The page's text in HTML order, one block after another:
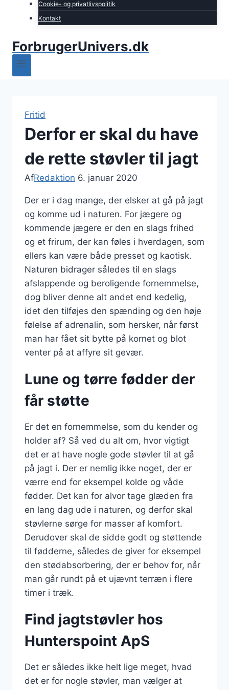
Cookie- og privatlivspolitik
Kontakt
ForbrugerUnivers.dk
Fritid
Derfor er skal du have
de rette støvler til jagt
AfRedaktion 6. januar 2020
Der er i dag mange, der elsker at gå på jagt
og komme ud i naturen. For jægere og
kommende jægere er den en slags frihed
og et frirum, der kan føles i hverdagen, som
ellers kan være både presset og kaotisk.
Naturen bidrager således til en slags
afslappende og beroligende fornemmelse,
dog bliver denne alt andet end kedelig,
idet den tilføjes den spænding og den høje
følelse af adrenalin, som hersker, når først
man har fået sit bytte på kornet og blot
venter på at affyre sit gevær.
Lune og tørre fødder der
får støtte
Er det en fornemmelse, som du kender og
holder af? Så ved du alt om, hvor vigtigt
det er at have nogle gode støvler til at gå
på jagt i. Der er nemlig ikke noget, der er
værre end for eksempel kolde og våde
fødder. Det kan for alvor tage glæden fra
en lang dag ude i naturen, og derfor skal
støvlerne sørge for masser af komfort.
Derudover skal de sidde godt og støttende
til fødderne, således de giver for eksempel
den stødabsorbering, der er behov for, når
man går rundt på et ujævnt terræn i flere
timer i træk.
Find jagtstøvler hos
Hunterspoint ApS
Det er således ikke helt lige meget, hvad
det er for nogle støvler, man vælger at